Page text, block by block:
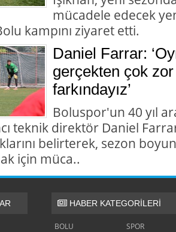
mücadele edecek
kampını ziyaret etti.
Daniel Farrar:
gerçekten çok
farkındayız’
Boluspor'un 40 yıl
teknik direktör Daniel
belirterek, sezon
için müca..
HABER KATEGORİLERİ
BOLU
SPOR